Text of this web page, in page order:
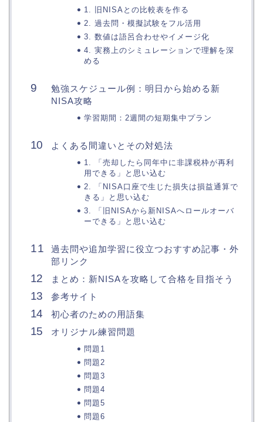
1. 旧NISAとの比較表を作る
2. 過去問・模擬試験をフル活用
3. 数値は語呂合わせやイメージ化
4. 実務上のシミュレーションで理解を深
める
勉強スケジュール例：明日から始める新
NISA攻略
学習期間：2週間の短期集中プラン
よくある間違いとその対処法
1. 「売却したら同年中に非課税枠が再利
用できる」と思い込む
2. 「NISA口座で生じた損失は損益通算で
きる」と思い込む
3. 「旧NISAから新NISAへロールオーバ
ーできる」と思い込む
過去問や追加学習に役立つおすすめ記事・外
部リンク
まとめ：新NISAを攻略して合格を目指そう
参考サイト
初心者のための用語集
オリジナル練習問題
問題1
問題2
問題3
問題4
問題5
問題6